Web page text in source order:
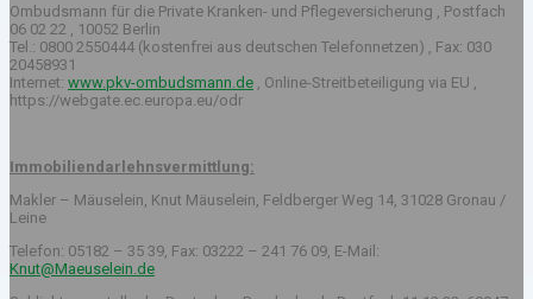
Ombudsmann für die Private Kranken- und Pflegeversicherung , Postfach
06 02 22 , 10052 Berlin
Tel.: 0800 2550444 (kostenfrei aus deutschen Telefonnetzen) , Fax: 030
20458931
Internet: www.pkv-ombudsmann.de , Online-Streitbeteiligung via EU ,
https://webgate.ec.europa.eu/odr
Immobiliendarlehnsvermittlung:
Makler – Mäuselein, Knut Mäuselein, Feldberger Weg 14, 31028 Gronau /
Leine
Telefon: 05182 – 35 39, Fax: 03222 – 241 76 09, E-Mail:
Knut@Maeuselein.de